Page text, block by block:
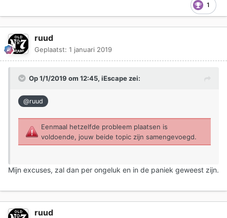
1
ruud
Geplaatst: 1 januari 2019
Op 1/1/2019 om 12:45, iEscapezei:
@ruud
Eenmaal hetzelfde probleem plaatsen is
voldoende, jouw beide topic zijn samengevoegd.
Mijn excuses, zal dan per ongeluk en in de paniek geweest zijn.
ruud